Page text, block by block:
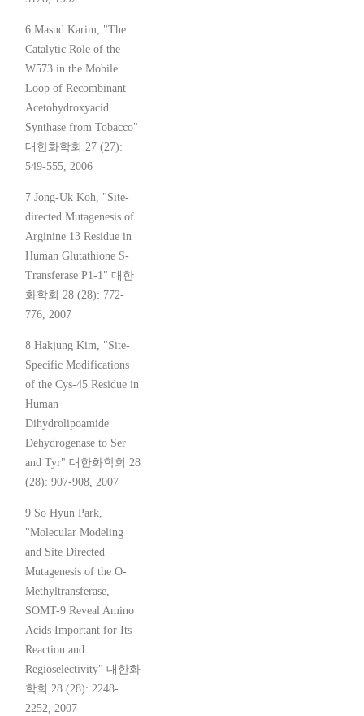
6 Masud Karim, "The
Catalytic Role of the
W573 in the Mobile
Loop of Recombinant
Acetohydroxyacid
Synthase from Tobacco"
대한화학회 27 (27):
549-555, 2006
7 Jong-Uk Koh, "Site-
directed Mutagenesis of
Arginine 13 Residue in
Human Glutathione S-
Transferase P1-1" 대한
화학회 28 (28): 772-
776, 2007
8 Hakjung Kim, "Site-
Specific Modifications
of the Cys-45 Residue in
Human
Dihydrolipoamide
Dehydrogenase to Ser
and Tyr" 대한화학회 28
(28): 907-908, 2007
9 So Hyun Park,
"Molecular Modeling
and Site Directed
Mutagenesis of the O-
Methyltransferase,
SOMT-9 Reveal Amino
Acids Important for Its
Reaction and
Regioselectivity" 대한화
학회 28 (28): 2248-
2252, 2007